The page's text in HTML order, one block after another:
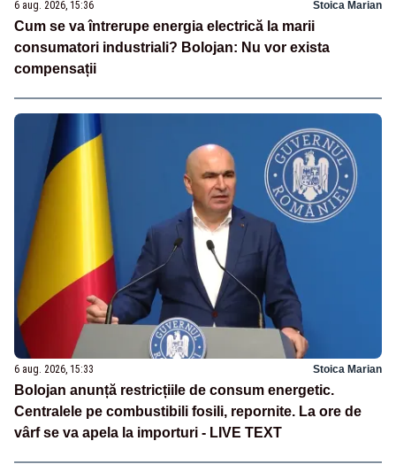
6 aug. 2026, 15:36 Stoica Marian
Cum se va întrerupe energia electrică la marii
consumatori industriali? Bolojan: Nu vor exista
compensații
6 aug. 2026, 15:33 Stoica Marian
Bolojan anunță restricțiile de consum energetic.
Centralele pe combustibili fosili, repornite. La ore de
vârf se va apela la importuri - LIVE TEXT